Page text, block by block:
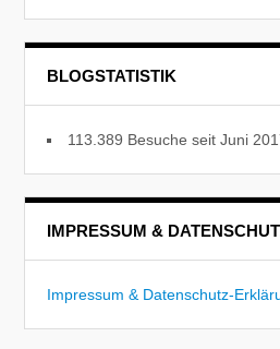
BLOGSTATISTIK
113.389 Besuche seit Juni
IMPRESSUM &
Impressum & Datenschutz-